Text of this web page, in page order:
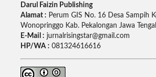
Darul Faizin Publishing
Alamat : Perum GIS No. 16 Desa Sampih
Wonopringgo Kab. Pekalongan Jawa
E-Mail : jurnalrisingstar@gmail.com
HP/WA : 081324616616